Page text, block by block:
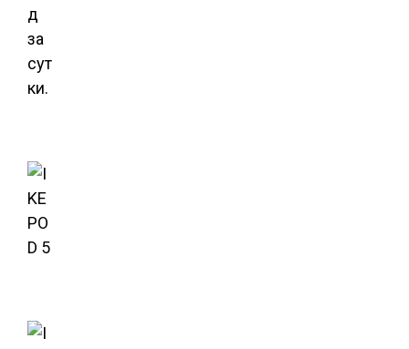
д
за
сут
ки.